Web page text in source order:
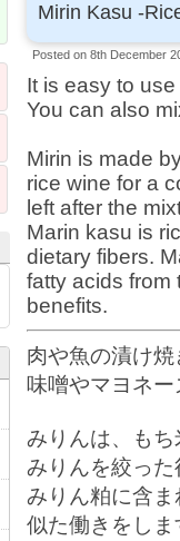
Mirin Kasu -
Posted on 8th December
It is easy to
You can also
Mirin is made
rice wine for a
left after the
Marin kasu is
dietary fibers.
fatty acids from
benefits.
肉や魚の漬け焼
味噌やマヨネ
みりんは、も
みりんを絞っ
みりん粕に含
似た働きをしま